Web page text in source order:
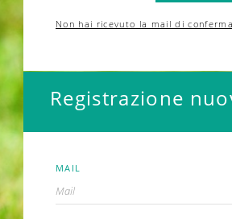
Non hai ricevuto la mail di
Registrazione
MAIL